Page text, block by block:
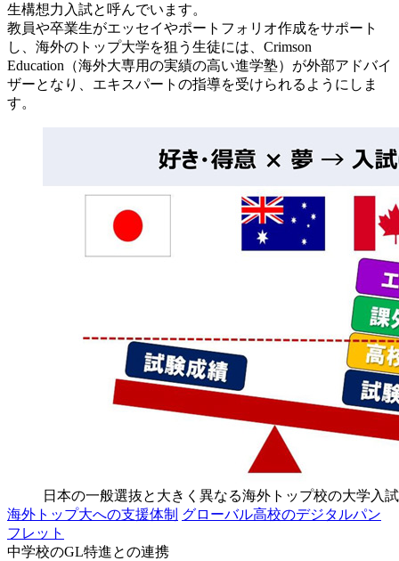
生構想力入試と呼んでいます。
教員や卒業生がエッセイやポートフォリオ作成をサポート
し、海外のトップ大学を狙う生徒には、Crimson
Education（海外大専用の実績の高い進学塾）が外部アドバイ
ザーとなり、エキスパートの指導を受けられるようにしま
す。
日本の一般選抜と大きく異なる海外トップ校の大学入試
海外トップ大への支援体制 グローバル高校のデジタルパン
フレット
中学校のGL特進との連携